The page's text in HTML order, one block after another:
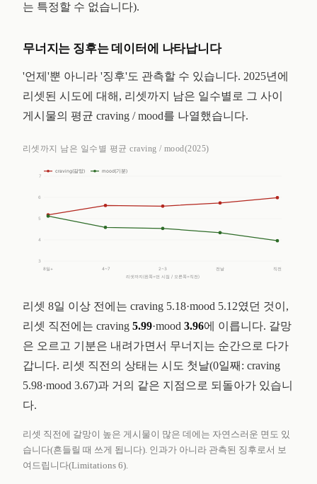
는 특정할 수 없습니다).
무너지는 징후는 데이터에 나타납니다
'언제'뿐 아니라 '징후'도 관측할 수 있습니다. 2025년에
리셋된 시도에 대해, 리셋까지 남은 일수별로 그 사이
게시물의 평균 craving / mood를 나열했습니다.
리셋까지 남은 일수별 평균 craving / mood(2025)
3
4
5
6
7
8일+ 4~7 2~3 전날
직전
리셋까지(왼쪽=먼 시점 / 오른쪽=직전)
craving(갈망) mood(기분)
리셋 8일 이상 전에는 craving 5.18·mood 5.12였던 것이,
리셋 직전에는 craving 5.99·mood 3.96에 이릅니다. 갈망
은 오르고 기분은 내려가면서 무너지는 순간으로 다가
갑니다. 리셋 직전의 상태는 시도 첫날(0일째: craving
5.98·mood 3.67)과 거의 같은 지점으로 되돌아가 있습니
다.
리셋 직전에 갈망이 높은 게시물이 많은 데에는 자연스러운 면도 있
습니다(흔들릴 때 쓰게 됩니다). 인과가 아니라 관측된 징후로서 보
여드립니다(Limitations 6).